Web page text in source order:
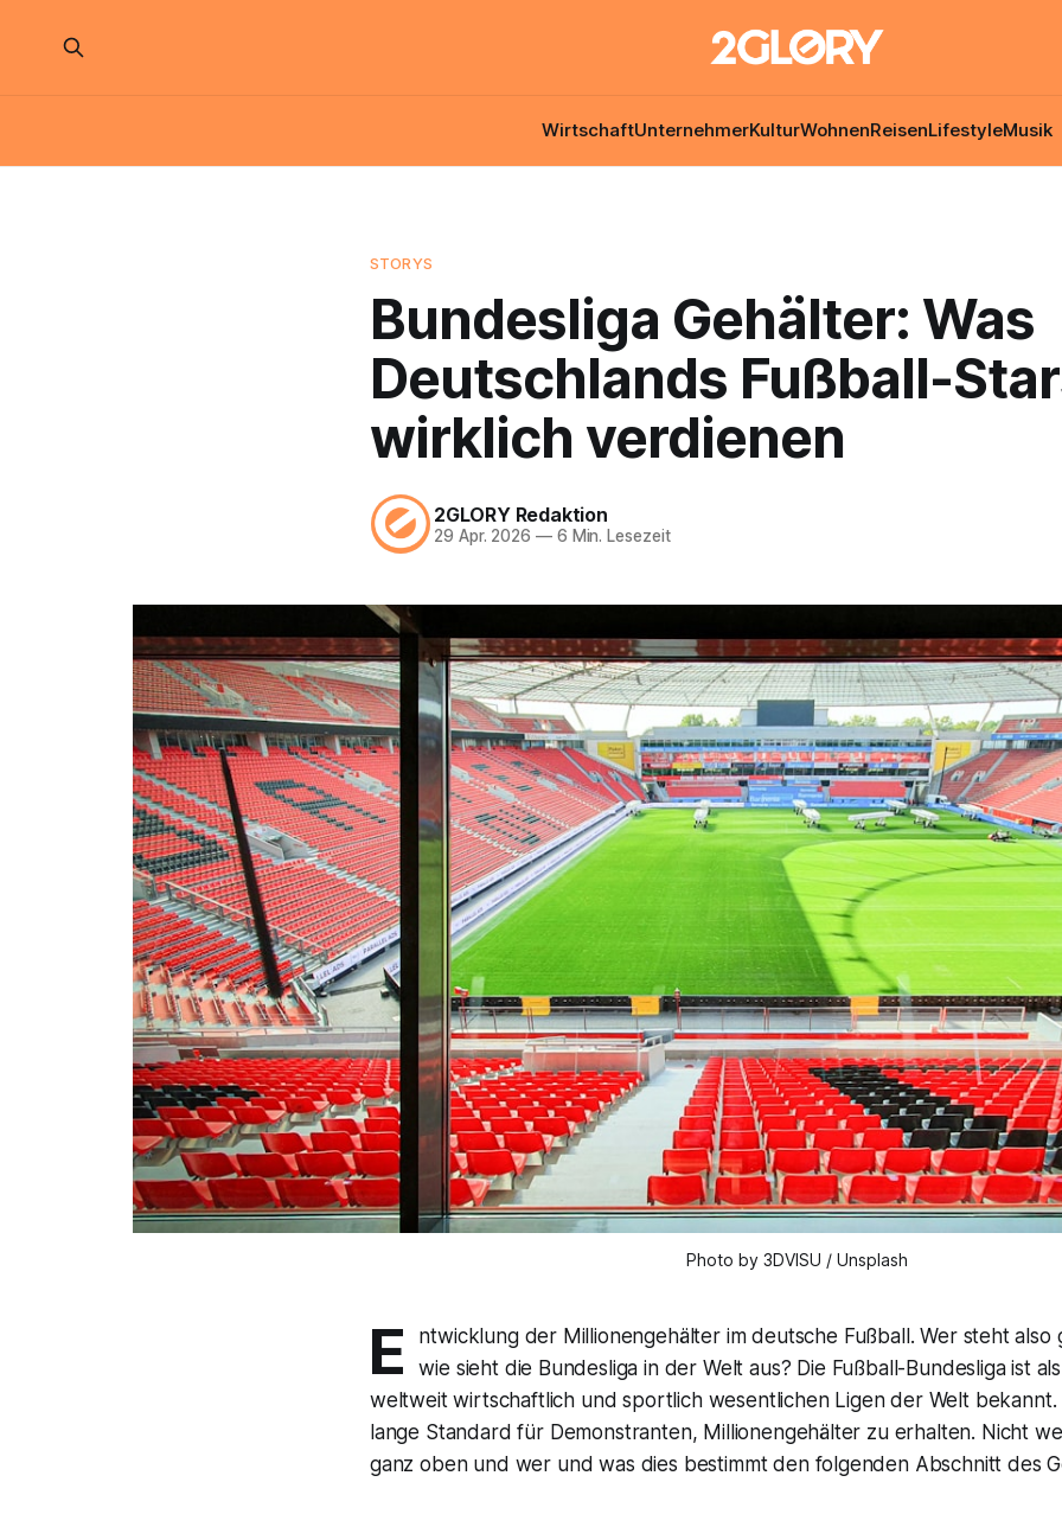
WirtschaftUnternehmerKulturWohnenReisenLifestyleMusik
STORYS
Bundesliga Gehälter: Was
Deutschlands Fußball-
wirklich verdienen
2GLORY Redaktion
29 Apr. 2026 —6 Min. Lesezeit
Photo by 3DVISU / Unsplash
E
ntwicklung der Millionengehälter im deutsche Fußball. Wer steht also
wie sieht die Bundesliga in der Welt aus? Die Fußball-Bundesliga ist
weltweit wirtschaftlich und sportlich wesentlichen Ligen der Welt bekannt.
lange Standard für Demonstranten, Millionengehälter zu erhalten. Nicht
ganz oben und wer und was dies bestimmt den folgenden Abschnitt des